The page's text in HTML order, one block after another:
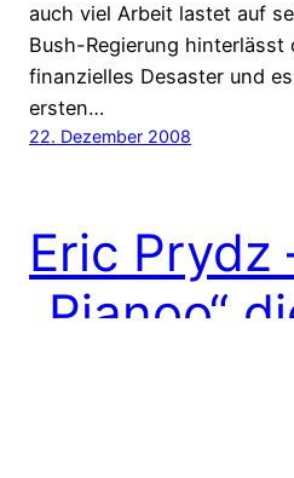
auch viel Arbeit lastet auf
Bush-Regierung hinterlässt
finanzielles Desaster und
ersten…
22. Dezember 2008
Eric Prydz
„Pjanoo“